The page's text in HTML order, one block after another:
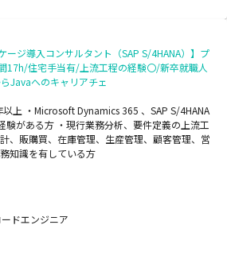
ージ導入コンサルタント（SAP S/4HANA）】プ
17h/住宅手当有/上流工程の経験〇/新卒就職人
Javaへのキャリアチェ
上 ・Microsoft Dynamics 365 、SAP S/4HANA
験がある方 ・現行業務分析、要件定義の上流工
、販購買、在庫管理、生産管理、顧客管理、営
知識を有している方
ドエンジニア